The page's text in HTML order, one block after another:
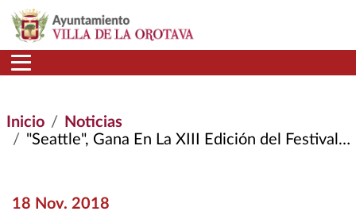
Pasar al contenido principal
Inicio
Noticias
"Seattle", Gana En La XIII Edición del Festival de Cortos Villa de La Orotava
18 Nov. 2018